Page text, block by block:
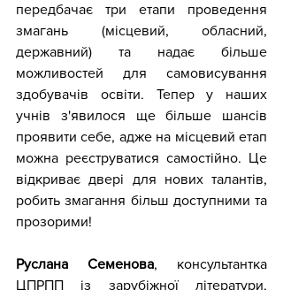
передбачає три етапи проведення
змагань (місцевий, обласний,
державний) та надає більше
можливостей для самовисування
здобувачів освіти. Тепер у наших
учнів з'явилося ще більше шансів
проявити себе, адже на місцевий етап
можна реєструватися самостійно. Це
відкриває двері для нових талантів,
робить змагання більш доступними та
прозорими!
Руслана Семенова, консультантка
ЦПРПП із зарубіжної літератури,